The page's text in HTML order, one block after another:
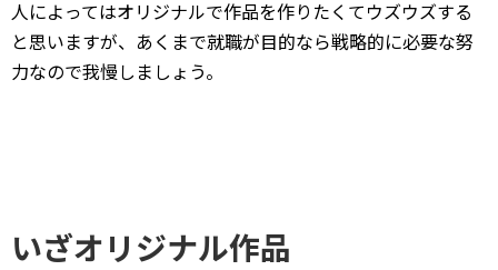
人によってはオリジナルで作品を作りたくてウズウズする
と思いますが、あくまで就職が目的なら戦略的に必要な努
力なので我慢しましょう。
いざオリジナル作品